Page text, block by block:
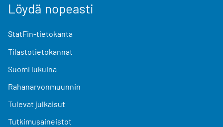
Löydä nopeasti
StatFin-tietokanta
Tilastotietokannat
Suomi lukuina
Rahanarvonmuunnin
Tulevat julkaisut
Tutkimusaineistot